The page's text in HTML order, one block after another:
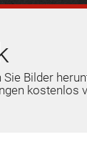
Bilder
kostenlos